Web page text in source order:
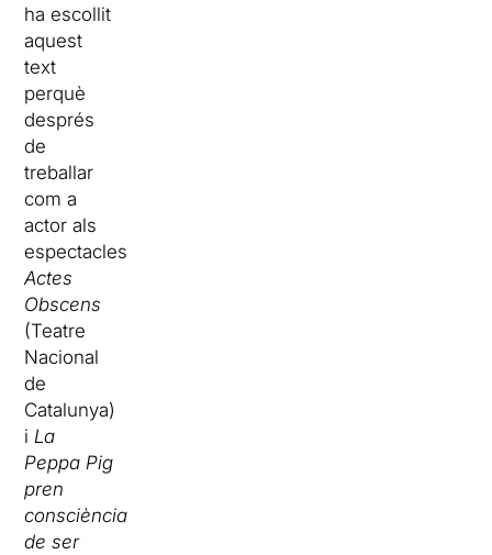
ha escollit
aquest
text
perquè
després
de
treballar
com a
actor als
espectacles
Actes
Obscens
(Teatre
Nacional
de
Catalunya)
i La
Peppa Pig
pren
consciència
de ser